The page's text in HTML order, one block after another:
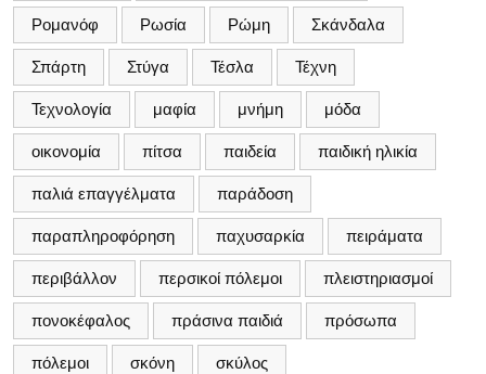
Ρομανόφ Ρωσία Ρώμη Σκάνδαλα
Σπάρτη Στύγα Τέσλα Τέχνη
Τεχνολογία μαφία μνήμη μόδα
οικονομία πίτσα παιδεία παιδική ηλικία
παλιά επαγγέλματα παράδοση
παραπληροφόρηση παχυσαρκία πειράματα
περιβάλλον περσικοί πόλεμοι πλειστηριασμοί
πονοκέφαλος πράσινα παιδιά πρόσωπα
πόλεμοι σκόνη σκύλος